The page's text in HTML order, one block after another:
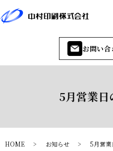
お問い
5月営業日
HOME お知らせ 5月営